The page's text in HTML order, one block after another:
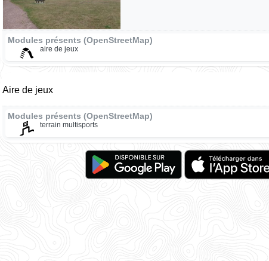
Modules présents (OpenStreetMap)
aire de jeux
Aire de jeux
Modules présents (OpenStreetMap)
terrain multisports